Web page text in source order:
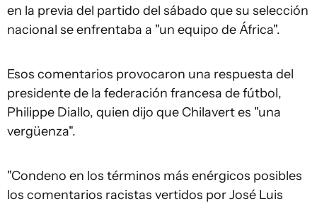
en la previa del partido del sábado que su selección
nacional se enfrentaba a "un equipo de África".
Esos comentarios provocaron una respuesta del
presidente de la federación francesa de fútbol,
Philippe Diallo, quien dijo que Chilavert es "una
vergüenza".
"Condeno en los términos más enérgicos posibles
los comentarios racistas vertidos por José Luis